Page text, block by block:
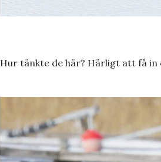
Hur tänkte de här? Härligt att få